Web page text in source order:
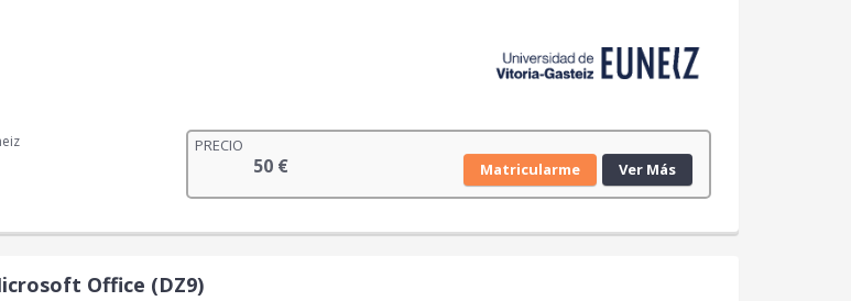
PRECIO
50 € Matricularme Ver Más
Office (DZ9)